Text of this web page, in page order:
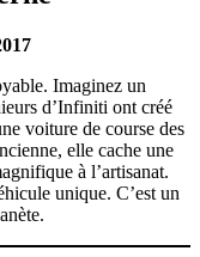
Imaginez un
d’Infiniti ont créé
voiture de course des
elle cache une
à l’artisanat.
unique. C’est un